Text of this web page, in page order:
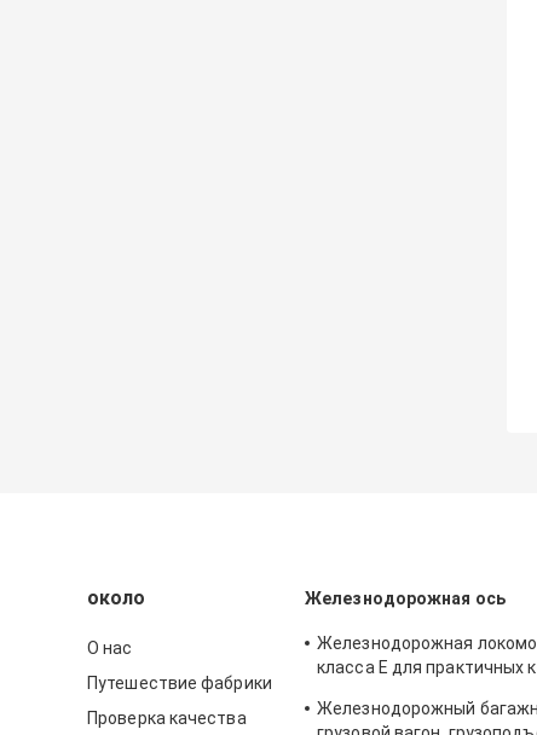
около
О нас
Путешествие фабрики
Проверка качества
Железнодорожная ось
Железнодорожная
класса Е для практичных
Железнодорожная ось
Железнодорожный